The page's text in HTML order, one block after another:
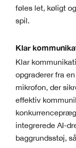
føles let, køligt
spil.
Klar
Klar
opgraderer fra
mikrofon, der
effektiv
integrerede AI-
baggrundsstøj,